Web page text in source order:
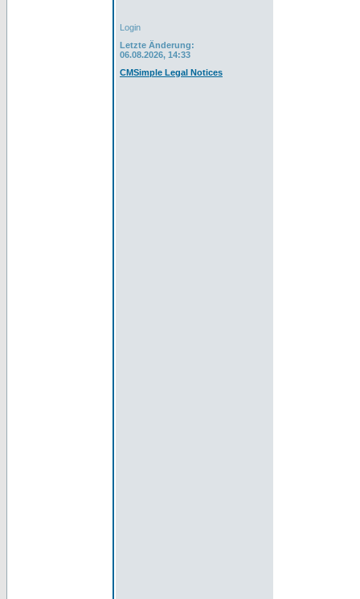
Login
Letzte Änderung:
06.08.2026, 14:33
CMSimple Legal Notices